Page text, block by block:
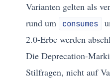
Varianten gelten als
rund um
consumes
2.0-Erbe werden
Die Deprecation-
Stilfragen, nicht auf